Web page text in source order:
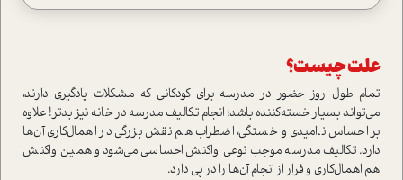
علت چیست؟
تمام طول روز حضور در مدرسه برای کودکانی که مشکلات یادگیری دارند،
می‌تواند بسیار خسته‌کننده باشد؛ انجام تکالیف مدرسه در خانه نیز بدتر! علاوه
بر احساس ناامیدی و خستگی، اضطراب هم نقش بزرگی در اهمال‌کاری آن‌ها
دارد. تکالیف مدرسه موجب نوعی واکنش احساسی می‌شود و همین واکنش
هم اهمال‌کاری و فرار از انجام آن‌ها را در پی دارد.